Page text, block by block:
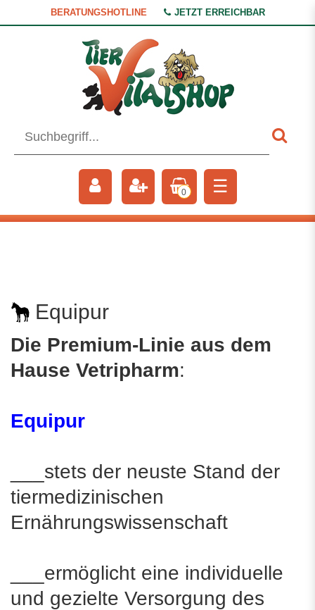
BERATUNGSHOTLINE JETZT ERREICHBAR
0 ☰
Equipur
Die Premium-Linie aus dem
Hause Vetripharm:
Equipur
___stets der neuste Stand der
tiermedizinischen
Ernährungswissenschaft
___ermöglicht eine individuelle
und gezielte Versorgung des